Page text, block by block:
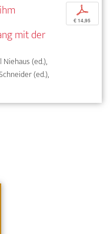
mit der
Niehaus (ed.),
(ed.),
p
€ 14,95